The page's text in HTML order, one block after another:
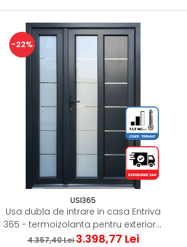
-22%
USI365
Usa dubla de intrare in casa Entriva
365 - termoizolanta pentru exterior -
Gri Antracit
4.357,40 Lei3.398,77 Lei